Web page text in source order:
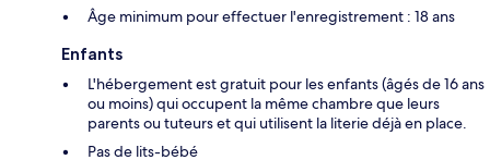
Âge minimum pour effectuer l'enregistrement : 18 ans
Enfants
L'hébergement est gratuit pour les enfants (âgés de 16 ans
ou moins) qui occupent la même chambre que leurs
parents ou tuteurs et qui utilisent la literie déjà en place.
Pas de lits-bébé